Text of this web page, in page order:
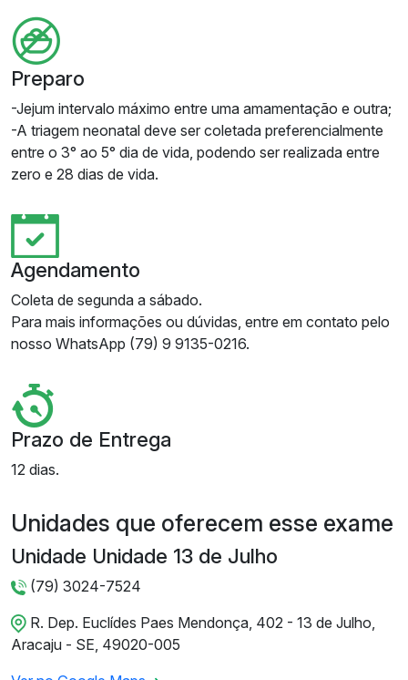
Preparo
-Jejum intervalo máximo entre uma amamentação e outra;
-A triagem neonatal deve ser coletada preferencialmente
entre o 3° ao 5° dia de vida, podendo ser realizada entre
zero e 28 dias de vida.
Agendamento
Coleta de segunda a sábado.
Para mais informações ou dúvidas, entre em contato pelo
nosso WhatsApp (79) 9 9135-0216.
Prazo de Entrega
12 dias.
Unidades que oferecem esse exame
Unidade Unidade 13 de Julho
(79) 3024-7524
R. Dep. Euclídes Paes Mendonça, 402 - 13 de Julho,
Aracaju - SE, 49020-005